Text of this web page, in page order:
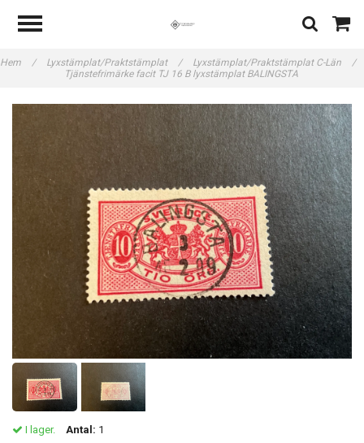
Hem / Lyxstämplat/Praktstämplat / Lyxstämplat/Praktstämplat C-Län
/
Tjänstefrimärke facit TJ 16 B lyxstämplat BALINGSTA
I lager. Antal: 1